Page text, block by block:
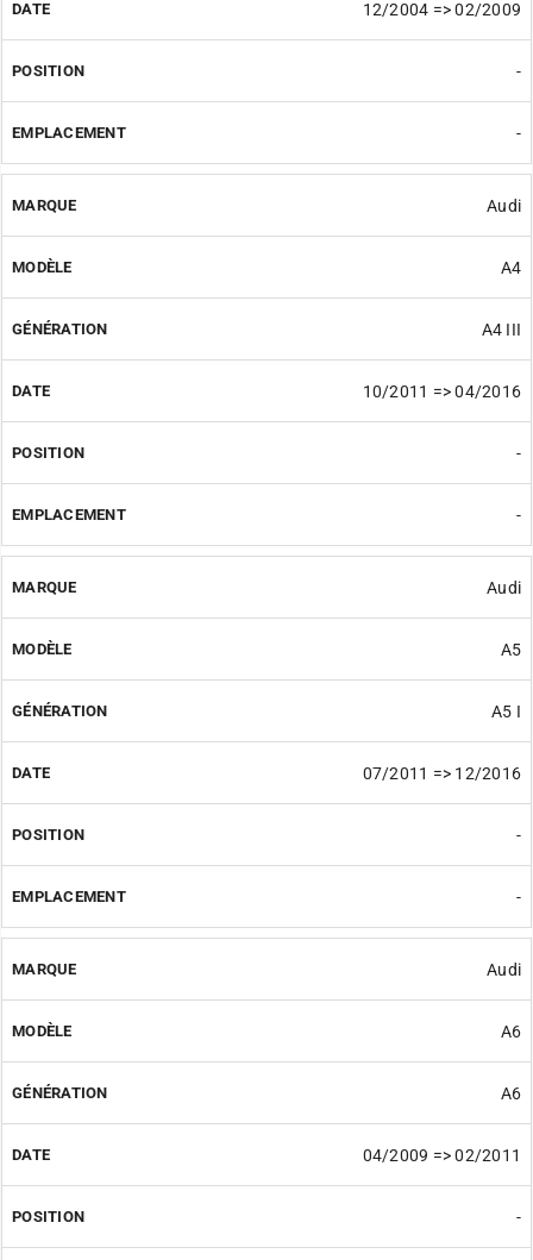
12/2004 => 02/2009
-
-
Audi
A4
A4 III
10/2011 => 04/2016
-
-
Audi
A5
A5 I
07/2011 => 12/2016
-
-
Audi
A6
A6
04/2009 => 02/2011
-